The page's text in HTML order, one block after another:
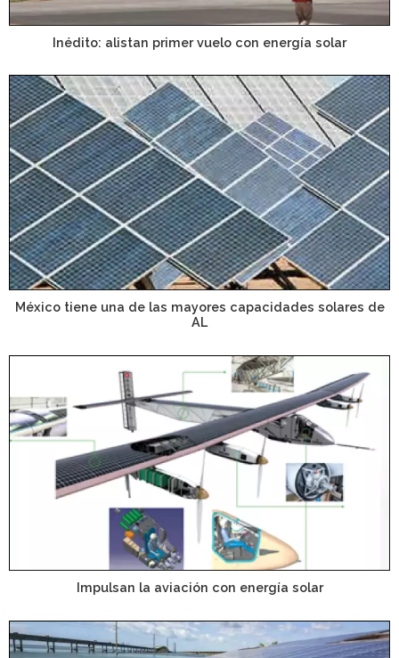
Inédito: alistan primer vuelo con energía solar
México tiene una de las mayores capacidades solares de
AL
Impulsan la aviación con energía solar